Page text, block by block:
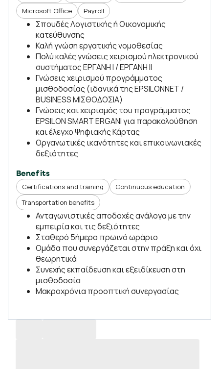
Microsoft Office
Payroll
Σπουδές Λογιστικής ή Οικονομικής
κατεύθυνσης
Καλή γνώση εργατικής νομοθεσίας
Πολύ καλές γνώσεις χειρισμού ηλεκτρονικού
συστήματος ΕΡΓΑΝΗ Ι / ΕΡΓΑΝΗ ΙΙ
Γνώσεις χειρισμού προγράμματος
μισθοδοσίας (ιδανικά της EPSILONNET /
BUSINESS ΜΙΣΘΟΔΟΣΙΑ)
Γνώσεις και χειρισμός του προγράμματος
EPSILON SMART ERGANI για παρακολούθηση
και έλεγχο Ψηφιακής Κάρτας
Οργανωτικές ικανότητες και επικοινωνιακές
δεξιότητες
Benefits
Certifications and training
Continuous education
Transportation benefits
Ανταγωνιστικές αποδοχές ανάλογα με την
εμπειρία και τις δεξιότητες
Σταθερό 5ήμερο πρωινό ωράριο
Ομάδα που συνεργάζεται στην πράξη και όχι
θεωρητικά
Συνεχής εκπαίδευση και εξειδίκευση στη
μισθοδοσία
Μακροχρόνια προοπτική συνεργασίας